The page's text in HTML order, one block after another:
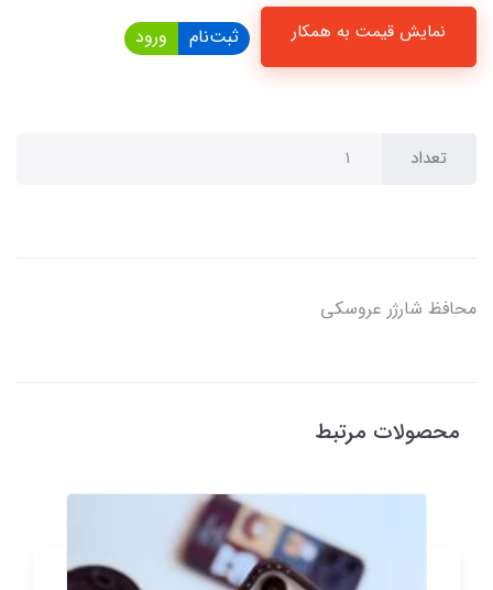
نمایش قیمت به همکار ثبت‌نام ورود
تعداد
محافظ شارژر عروسکی
محصولات مرتبط